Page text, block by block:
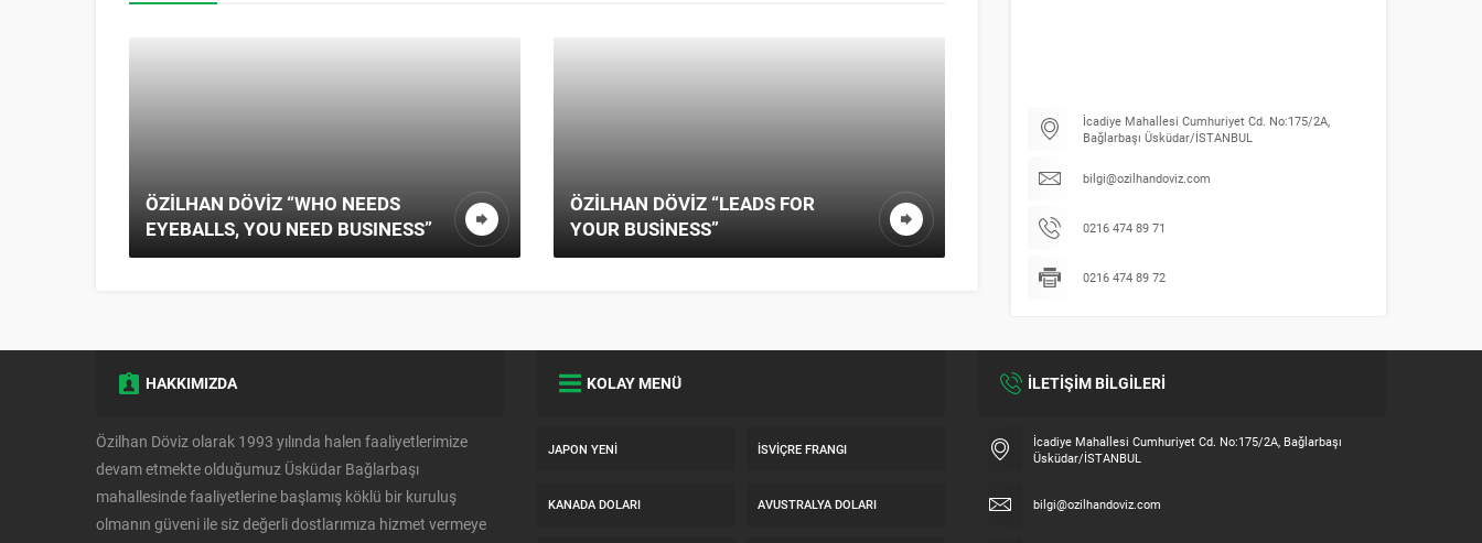
ÖZILHAN DÖVIZ “LEADS FOR
YOUR BUSINESS”
ÖZILHAN DÖVIZ “NEGATIVE SEO
SERVICES”
ÖZILHAN DÖVIZ “”
İcadiye Mahallesi Cumhuriyet Cd. No:175/2A,
Bağlarbaşı Üsküdar/İSTANBUL
bilgi@ozilhandoviz.com
0216 474 89 71
0216 474 89 72
HAKKIMIZDA
Özilhan Döviz olarak 1993 yılında halen faaliyetlerimize
devam etmekte olduğumuz Üsküdar Bağlarbaşı
mahallesinde faaliyetlerine başlamış köklü bir kuruluş
olmanın güveni ile siz değerli dostlarımıza hizmet vermeye
KOLAY MENÜ
JAPON YENI İSVIÇRE FRANGI
KANADA DOLARI AVUSTRALYA DOLARI
İLETİŞİM BİLGİLERİ
İcadiye Mahallesi Cumhuriyet Cd. No:175/2A, Bağlarbaşı
Üsküdar/İSTANBUL
bilgi@ozilhandoviz.com